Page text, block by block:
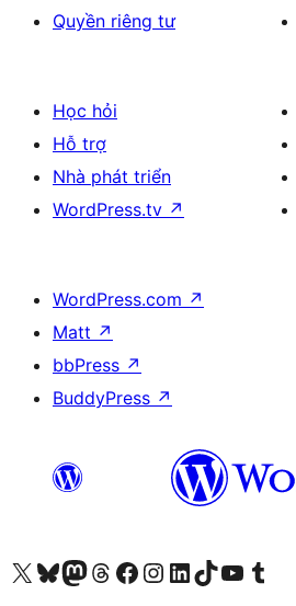
Quyền riêng tư
Học hỏi
Hỗ trợ
Nhà phát triển
WordPress.tv ↗
WordPress.com ↗
Matt ↗
bbPress ↗
BuddyPress ↗
Truy cập tài khoản X (trước đây là Twitter) của chúng tôiVisit our Bluesky account
Visit our Mastodon account
Visit our Threads account
Xem trang Facebook của chúng tôiTruy cập tài khoản Instagram của chúng tôiTruy cập tài khoản LinkedIn của chúng tôiVisit our TikTok account
Truy cập kênh YouTube của chúng tôi Visit our